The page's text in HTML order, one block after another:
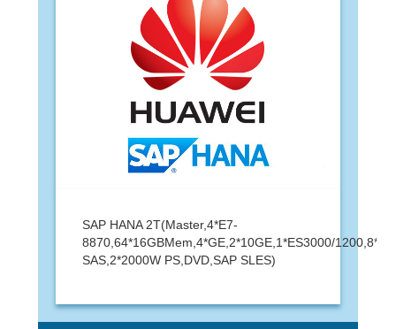
SAP HANA 2T(Master,4*E7-
8870,64*16GBMem,4*GE,2*10GE,1*ES3000/
SAS,2*2000W PS,DVD,SAP SLES)